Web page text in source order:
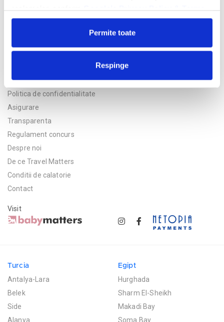
Permite toate
Respinge
Cere oferta personalizata
Politica de confidentialitate
Asigurare
Transparenta
Regulament concurs
Despre noi
De ce Travel Matters
Conditii de calatorie
Contact
Visit
Turcia
Antalya-Lara
Belek
Side
Alanya
Egipt
Hurghada
Sharm El-Sheikh
Makadi Bay
Soma Bay